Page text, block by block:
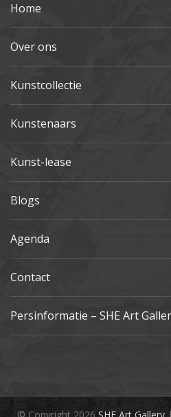
Home
Over ons
Kunstcollectie
Kunstenaars
Kunst-lease
Blogs
Agenda
Contact
Persinformatie – SHE Art